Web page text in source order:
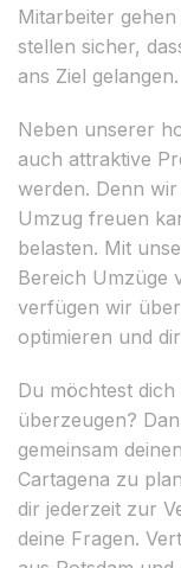
Mitarbeiter
stellen sicher,
ans Ziel gelangen.
Neben unserer
auch attraktive
werden. Denn
Umzug freuen
belasten. Mit
Bereich Umzüge
verfügen wir
optimieren und
Du möchtest
überzeugen?
gemeinsam
Cartagena zu
dir jederzeit zur
deine Fragen.